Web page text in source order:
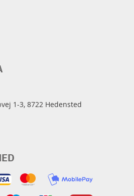
1-3, 8722 Hedensted